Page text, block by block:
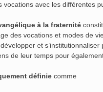
avec les différentes
à la fraternité
des vocations et modes de
et
de leur temps pour
définie comme